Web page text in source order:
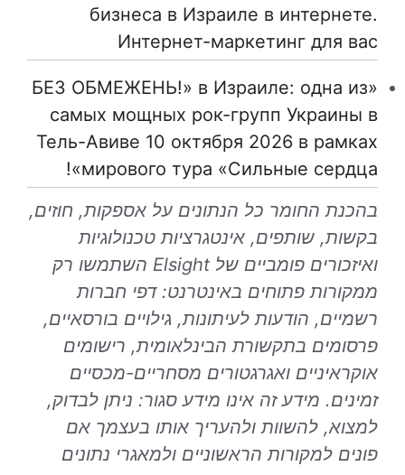
бизнеса в Израиле в интернете.
Интернет-маркетинг для вас
«БЕЗ ОБМЕЖЕНЬ!» в Израиле: одна из
самых мощных рок-групп Украины в
Тель-Авиве 10 октября 2026 в рамках
мирового тура «Сильные сердца»!
בהכנת החומר כל הנתונים על אספקות, חוזים,
בקשות, שותפים, אינטגרציות טכנולוגיות
ואיזכורים פומביים של Elsight השתמשו רק
ממקורות פתוחים באינטרנט: דפי חברות
רשמיים, הודעות לעיתונות, גילויים בורסאיים,
פרסומים בתקשורת הבינלאומית, רישומים
אוקראיניים ואגרגטורים מסחריים-מכסיים
זמינים. מידע זה אינו מידע סגור: ניתן לבדוק,
למצוא, להשוות ולהעריך אותו בעצמך אם
פונים למקורות הראשוניים ולמאגרי נתונים